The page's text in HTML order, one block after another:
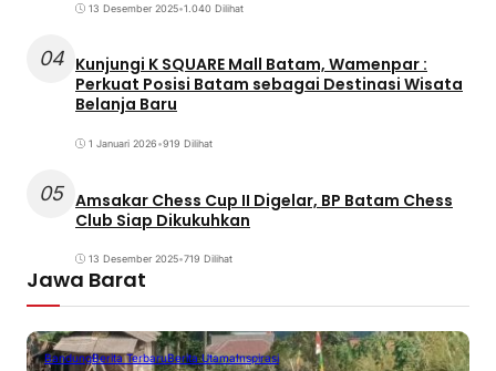
13 Desember 2025•1.040 Dilihat
04 Kunjungi K SQUARE Mall Batam, Wamenpar :
Perkuat Posisi Batam sebagai Destinasi Wisata
Belanja Baru
1 Januari 2026•919 Dilihat
05 Amsakar Chess Cup II Digelar, BP Batam Chess
Club Siap Dikukuhkan
13 Desember 2025•719 Dilihat
Jawa Barat
BandungBerita TerbaruBerita UtamaInspirasi